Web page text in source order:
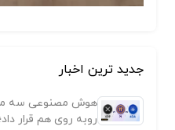
جدید ترین اخبار
هوش مصنوعی سه
روبه روی هم قرار